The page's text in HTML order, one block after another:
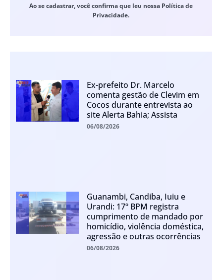
Ao se cadastrar, você confirma que leu nossa Política de
Privacidade.
Ex-prefeito Dr. Marcelo
comenta gestão de Clevim em
Cocos durante entrevista ao
site Alerta Bahia; Assista
06/08/2026
Guanambi, Candiba, Iuiu e
Urandi: 17º BPM registra
cumprimento de mandado por
homicídio, violência doméstica,
agressão e outras ocorrências
06/08/2026